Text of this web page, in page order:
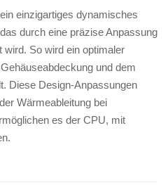
einzigartiges dynamisches
durch eine präzise Anpassung
So wird ein optimaler
und dem
Diese Design-Anpassungen
Wärmeableitung bei
es der CPU, mit